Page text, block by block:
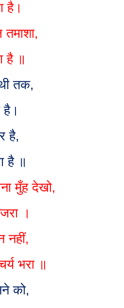
है।
,
है ॥
तक,
है।
है,
है ॥
मुँह देखो,
।
नहीं,
भरा ॥
को,